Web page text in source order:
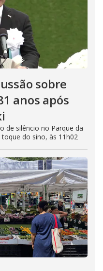
sobre
anos após
de silêncio no Parque da
do sino, às 11h02